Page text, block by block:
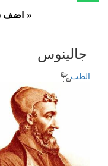
اضف »
جالينوس
الطب